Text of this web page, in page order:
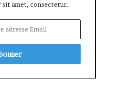
amet, consectetur.